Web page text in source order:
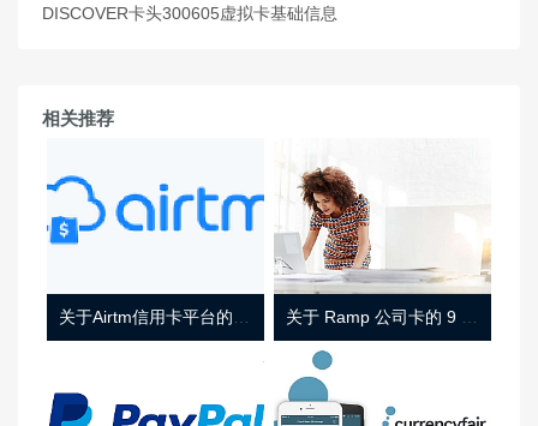
DISCOVER卡头300605虚拟卡基础信息
相关推荐